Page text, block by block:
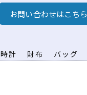
お問い合わせはこちら
時計 財布 バッグ